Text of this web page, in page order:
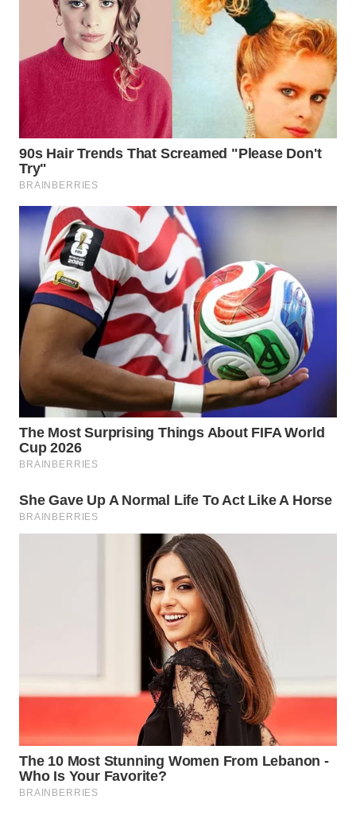
WN
LABUANBAJO
WN
BORNEO
Wahana
Media
Group
WAHANA
NEWS
WAHANA
TANI
WAHANA
WAHANA
INFRASTRUKTUR
WAHANA
KONSUMEN
LISTRIK
CO ID
WAHANANEWS
NET